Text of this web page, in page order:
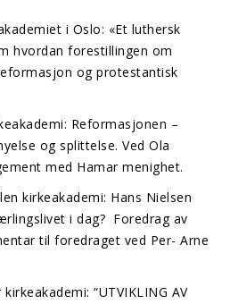
i Oslo: «Et luthersk
hvordan forestillingen om
og protestantisk
Reformasjonen –
og splittelse. Ved Ola
med Hamar menighet.
kirkeakademi: Hans Nielsen
i dag? Foredrag av
til foredraget ved Per- Arne
“UTVIKLING AV